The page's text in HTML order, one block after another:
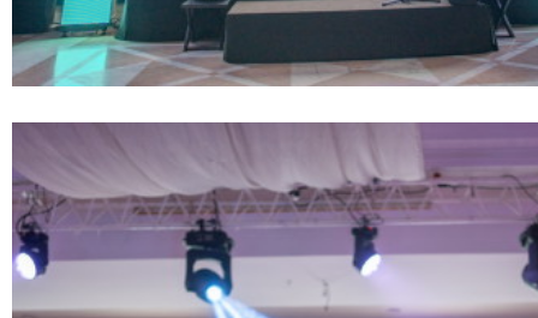
L’expérience
WE.
Centres